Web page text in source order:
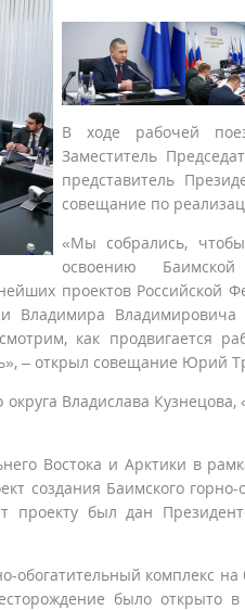
В ходе рабочей
Заместитель
представитель
совещание по
«Мы собрались,
освоению
проектов Российской
Владимира
как продвигается
– открыл совещание Юрий
Владислава
Востока и Арктики в
создания Баимского горно-
проекту был дан
обогатительный комплекс
было открыто в